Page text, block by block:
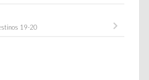
19-20